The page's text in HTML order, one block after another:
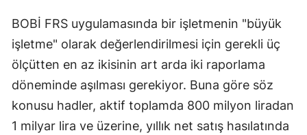
BOBİ FRS uygulamasında bir işletmenin "büyük
işletme" olarak değerlendirilmesi için gerekli üç
ölçütten en az ikisinin art arda iki raporlama
döneminde aşılması gerekiyor. Buna göre söz
konusu hadler, aktif toplamda 800 milyon liradan
1 milyar lira ve üzerine, yıllık net satış hasılatında